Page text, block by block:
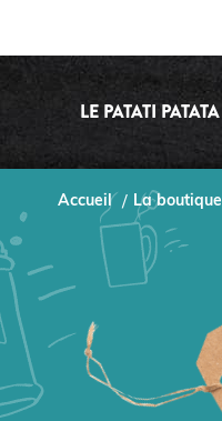
LE PATATI PATATA
Accueil La boutique